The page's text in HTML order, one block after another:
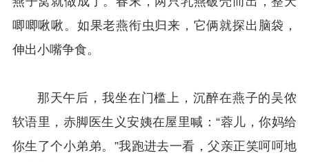
唧唧啾啾。如果老燕衔虫归来，它俩就探出脑袋，
伸出小嘴争食。
那天午后，我坐在门槛上，沉醉在燕子的吴侬
软语里，赤脚医生义安姨在屋里喊：“蓉儿，你妈给
你生了个小弟弟。”我跑进去一看，父亲正笑呵呵地